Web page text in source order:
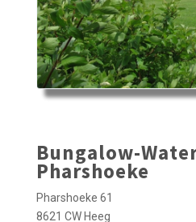
Bungalow-
Pharshoeke
Pharshoeke 61
8621 CW Heeg